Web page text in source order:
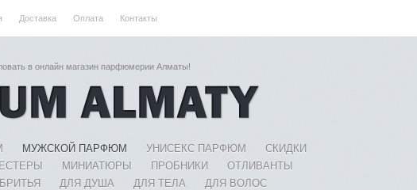
Доставка Оплата Контакты
в онлайн магазин парфюмерии Алматы!
МУЖСКОЙ ПАРФЮМ УНИСЕКС ПАРФЮМ
СКИДКИ
МИНИАТЮРЫ ПРОБНИКИ
ОТЛИВАНТЫ
ДЛЯ ДУША ДЛЯ ТЕЛА ДЛЯ ВОЛОС